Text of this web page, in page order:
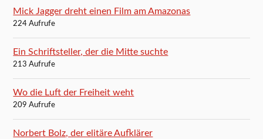
Mick Jagger dreht einen Film am Amazonas
224 Aufrufe
Ein Schriftsteller, der die Mitte suchte
213 Aufrufe
Wo die Luft der Freiheit weht
209 Aufrufe
Norbert Bolz, der elitäre Aufklärer